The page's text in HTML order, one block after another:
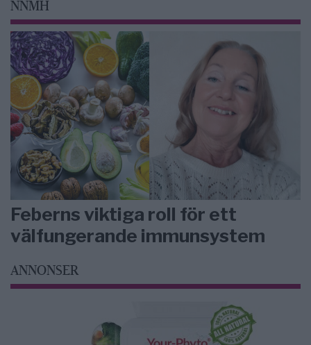
NNMH
Feberns viktiga roll för ett
välfungerande immunsystem
ANNONSER